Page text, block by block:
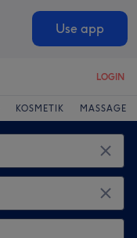
Use app
LOGIN
KOSMETIK MASSAGE